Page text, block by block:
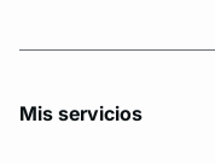
Mis servicios